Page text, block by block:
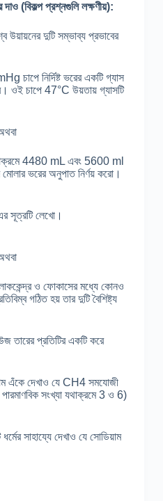
দাও (বিকল্পপ্রশ্নগুলিলক্ষণীয়):
উয়ায়নের দুটি সম্ভাব্য প্রভাবের
নির্দিষ্ট ভরের একটি গ্যাস
চাপে 47°C উয়তায় গ্যাসটি
4480 mL এবং 5600 ml
ভরের অনুপাত নির্ণয় করো।
এর সূত্রটি লেখো।
ও ফোকাসের মধ্যে কোনও
গঠিত হয় তার দুটি বৈশিষ্ট্য
তারের প্রতিটির একটি করে
এঁকে দেখাও যে CH4 সমযোজী
সংখ্যা যথাক্রমে 3 ও 6)
সাহায্যে দেখাও যে সোডিয়াম